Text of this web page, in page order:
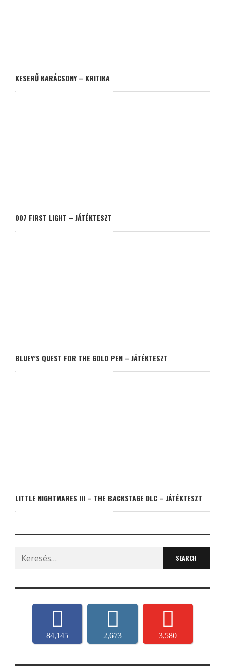
KESERŰ KARÁCSONY – KRITIKA
007 FIRST LIGHT – JÁTÉKTESZT
BLUEY’S QUEST FOR THE GOLD PEN – JÁTÉKTESZT
LITTLE NIGHTMARES III – THE BACKSTAGE DLC – JÁTÉKTESZT
Search
for:
84,145 2,673 3,580